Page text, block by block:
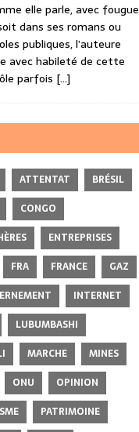
elle parle, avec fougue
dans ses romans ou
publiques, l’auteure
avec habileté de cette
parfois […]
ATTENTAT
BRÉSIL
CONGO
ENTREPRISES
FRA FRANCE
GAZ
INTERNET
LUBUMBASHI
MARCHE
MINES
ONU
OPINION
PATRIMOINE